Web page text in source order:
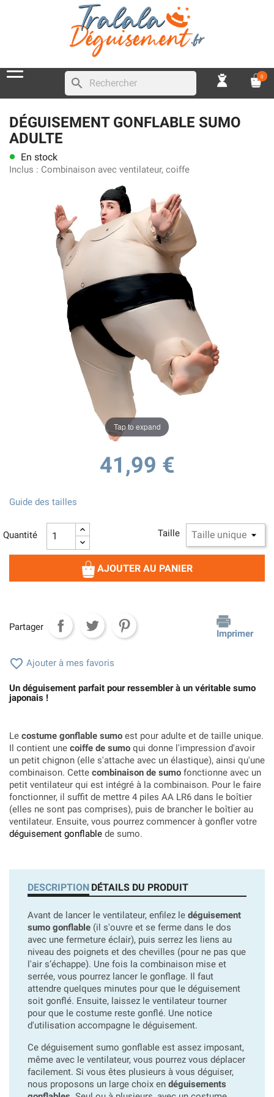
search 0
DÉGUISEMENT GONFLABLE SUMO
ADULTE
lens En stock
Inclus : Combinaison avec ventilateur, coiffe
Tap to expand
41,99 €
Taille
Guide des tailles
Quantité
AJOUTER AU PANIER
Partager
Imprimer
 Ajouter à mes favoris
Un déguisement parfait pour ressembler à un véritable sumo
japonais !
Le costume gonflable sumo est pour adulte et de taille unique.
Il contient une coiffe de sumo qui donne l'impression d'avoir
un petit chignon (elle s'attache avec un élastique), ainsi qu'une
combinaison. Cette combinaison de sumo fonctionne avec un
petit ventilateur qui est intégré à la combinaison. Pour le faire
fonctionner, il suffit de mettre 4 piles AA LR6 dans le boîtier
(elles ne sont pas comprises), puis de brancher le boîtier au
ventilateur. Ensuite, vous pourrez commencer à gonfler votre
déguisement gonflable de sumo.
DESCRIPTION DÉTAILS DU PRODUIT
Avant de lancer le ventilateur, enfilez le déguisement
sumo gonflable (il s'ouvre et se ferme dans le dos
avec une fermeture éclair), puis serrez les liens au
niveau des poignets et des chevilles (pour ne pas que
l'air s’échappe). Une fois la combinaison mise et
serrée, vous pourrez lancer le gonflage. Il faut
attendre quelques minutes pour que le déguisement
soit gonflé. Ensuite, laissez le ventilateur tourner
pour que le costume reste gonflé. Une notice
d'utilisation accompagne le déguisement.
Ce déguisement sumo gonflable est assez imposant,
même avec le ventilateur, vous pourrez vous déplacer
facilement. Si vous êtes plusieurs à vous déguiser,
nous proposons un large choix en déguisements